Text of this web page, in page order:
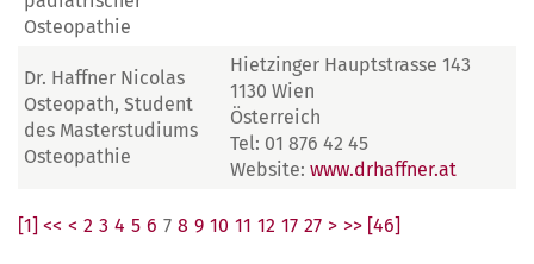
Osteopathie
Dr. Haffner Nicolas
Osteopath, Student
des Masterstudiums
Osteopathie
Hietzinger Hauptstrasse 143
1130 Wien
Österreich
Tel: 01 876 42 45
Website: www.drhaffner.at
[1] << < 2 3 4 5 6 7 8 9 10 11 12 17 27 > >> [46]